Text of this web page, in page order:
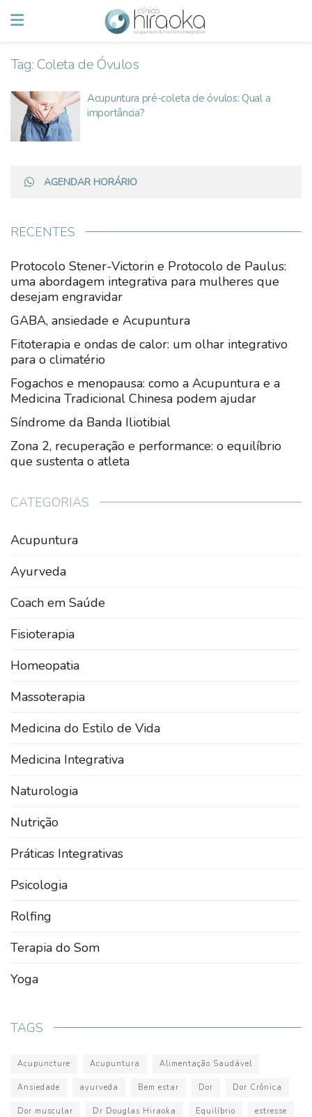
Tag:Coleta de Óvulos
Acupuntura pré-coleta de óvulos: Qual a
importância?
AGENDAR HORÁRIO
RECENTES
Protocolo Stener-Victorin e Protocolo de Paulus:
uma abordagem integrativa para mulheres que
desejam engravidar
GABA, ansiedade e Acupuntura
Fitoterapia e ondas de calor: um olhar integrativo
para o climatério
Fogachos e menopausa: como a Acupuntura e a
Medicina Tradicional Chinesa podem ajudar
Síndrome da Banda Iliotibial
Zona 2, recuperação e performance: o equilíbrio
que sustenta o atleta
CATEGORIAS
Acupuntura
Ayurveda
Coach em Saúde
Fisioterapia
Homeopatia
Massoterapia
Medicina do Estilo de Vida
Medicina Integrativa
Naturologia
Nutrição
Práticas Integrativas
Psicologia
Rolfing
Terapia do Som
Yoga
TAGS
Acupuncture Acupuntura Alimentação Saudável
Ansiedade ayurveda Bem estar Dor Dor Crônica
Dor muscular Dr Douglas Hiraoka Equilíbrio estresse